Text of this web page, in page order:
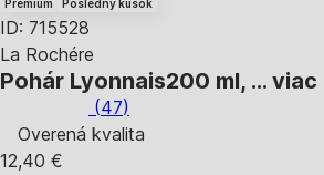
Premium Posledný kúsok
ID: 715528
La Rochére
Pohár Lyonnais200 ml, … viac
(47)
Overená kvalita
12,40 €